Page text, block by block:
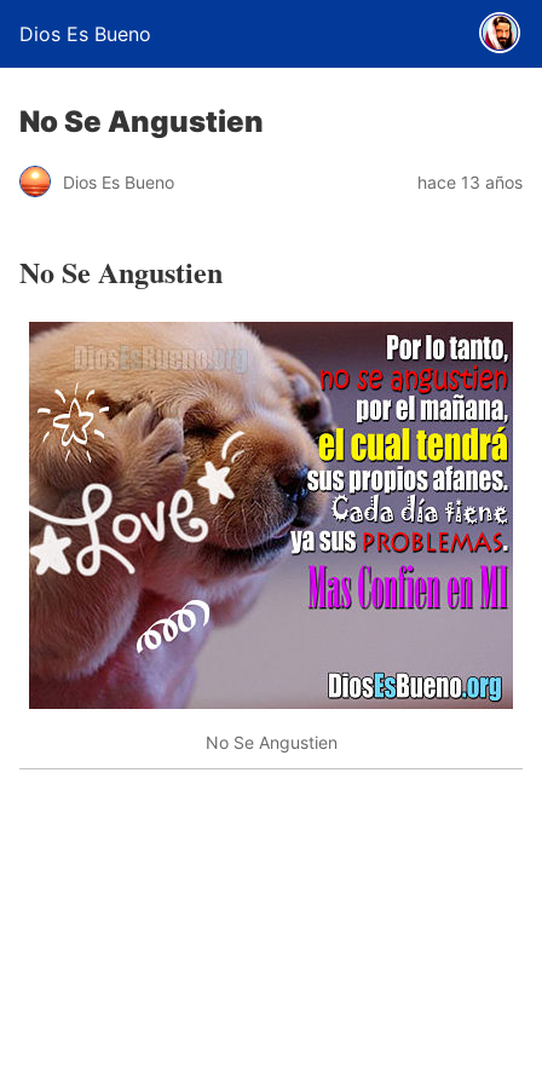
Dios Es Bueno
No Se Angustien
Dios Es Bueno hace 13 años
No Se Angustien
No Se Angustien